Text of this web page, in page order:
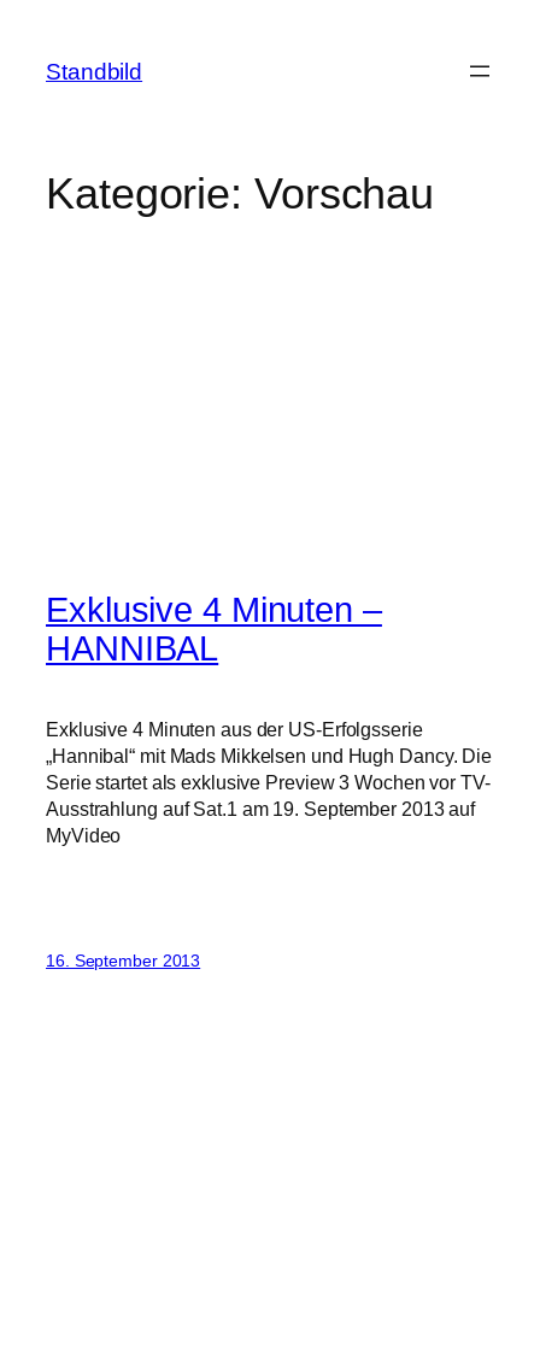
springen
Standbild
Kategorie: Vorschau
Exklusive 4 Minuten –
HANNIBAL
Exklusive 4 Minuten aus der US-Erfolgsserie
„Hannibal“ mit Mads Mikkelsen und Hugh Dancy. Die
Serie startet als exklusive Preview 3 Wochen vor TV-
Ausstrahlung auf Sat.1 am 19. September 2013 auf
MyVideo
16. September 2013